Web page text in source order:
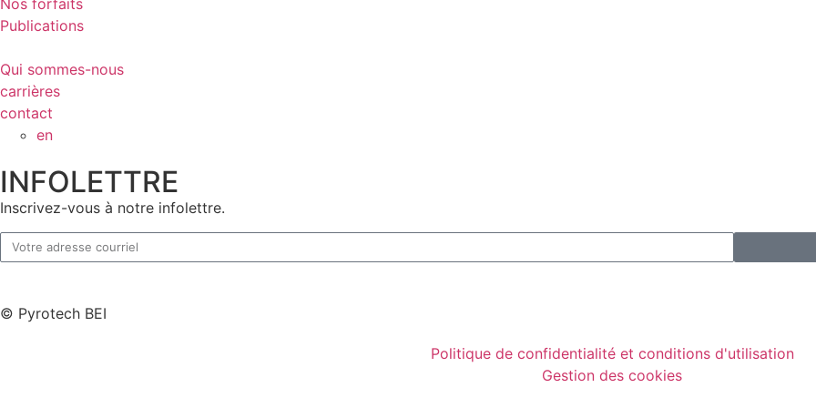
Nos forfaits
Publications
Qui sommes-nous
carrières
contact
en
INFOLETTRE
Inscrivez-vous à notre infolettre.
© Pyrotech BEI
Politique de confidentialité et conditions d'utilisation
Gestion des cookies